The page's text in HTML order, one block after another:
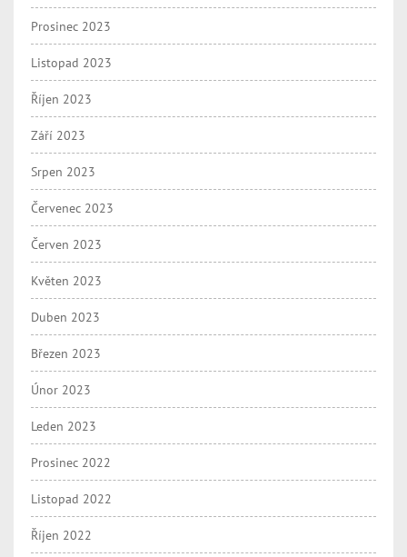
Prosinec 2023
Listopad 2023
Říjen 2023
Září 2023
Srpen 2023
Červenec 2023
Červen 2023
Květen 2023
Duben 2023
Březen 2023
Únor 2023
Leden 2023
Prosinec 2022
Listopad 2022
Říjen 2022